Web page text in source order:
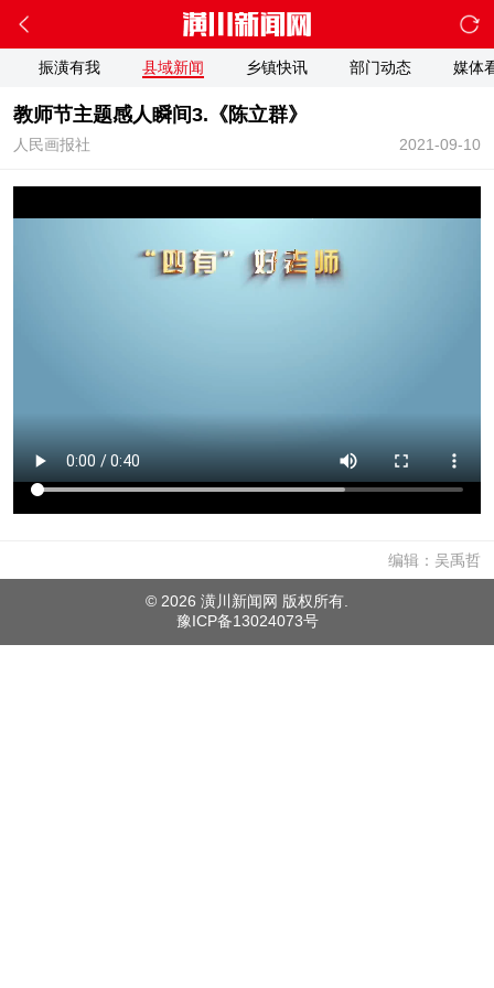
振潢有我 县域新闻 乡镇快讯 部门动态 媒体
教师节主题感人瞬间3.《陈立群》
2021-09-10
人民画报社
编辑：吴禹哲
© 2026 潢川新闻网 版权所有.
豫ICP备13024073号